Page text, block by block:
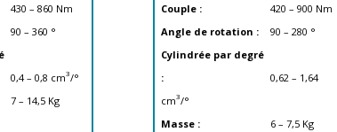
430 – 860 Nm
90 – 360 °
0,4 – 0,8 cm3/°
7 – 14,5 Kg
Couple :
420 – 900 Nm
Angle de rotation :
90 – 280 °
Cylindrée par degré
:
0,62 – 1,64
cm3/°
Masse :
6 – 7,5 Kg